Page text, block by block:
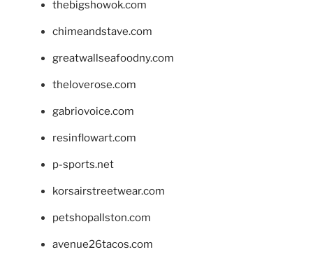
thebigshowok.com
chimeandstave.com
greatwallseafoodny.com
theloverose.com
gabriovoice.com
resinflowart.com
p-sports.net
korsairstreetwear.com
petshopallston.com
avenue26tacos.com